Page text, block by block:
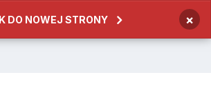
DO NOWEJ STRONY ×